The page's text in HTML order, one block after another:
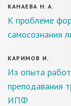
КАНАЕВА Н. А.
К проблеме
самосознания
КАРИМОВ И.
Из опыта
преподавания
ИПФ